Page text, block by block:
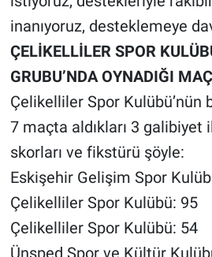
inanıyoruz, desteklemeye
ÇELİKELLİLER SPOR
GRUBU’NDA OYNADIĞI
Çelikelliler Spor Kulübü’nün
7 maçta aldıkları 3 galibiyet
skorları ve fikstürü şöyle:
Eskişehir Gelişim Spor
Çelikelliler Spor Kulübü: 95
Çelikelliler Spor Kulübü: 54